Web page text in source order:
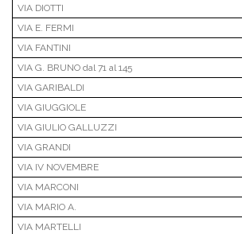
VIA DIOTTI
VIA E. FERMI
VIA FANTINI
VIA G. BRUNO dal 71 al 145
VIA GARIBALDI
VIA GIUGGIOLE
VIA GIULIO GALLUZZI
VIA GRANDI
VIA IV NOVEMBRE
VIA MARCONI
VIA MARIO A.
VIA MARTELLI